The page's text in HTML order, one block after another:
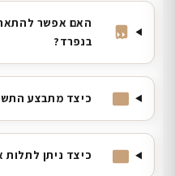
האם אפשר
בנפרד?
כיצד מתבצע
כיצד ניתן